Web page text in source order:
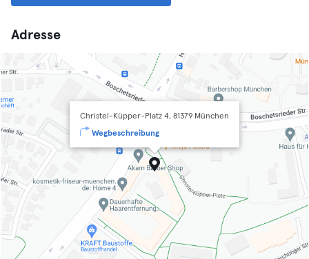
Adresse
Christel-Küpper-Platz 4, 81379 München
Wegbeschreibung